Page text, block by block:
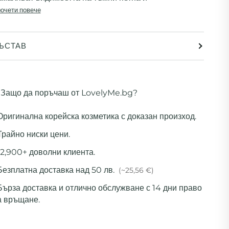
повече
да поръчаш от LovelyMe.bg?
корейска козметика с доказан произход.
ниски цени.
доволни клиента.
доставка над 50 лв. (~25,56 €)
доставка и отлично обслужване с 14 дни право
връщане.